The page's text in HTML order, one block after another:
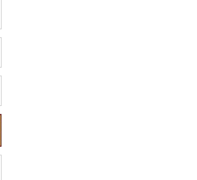
лечења ради, почели да се купају у овим изворима, али